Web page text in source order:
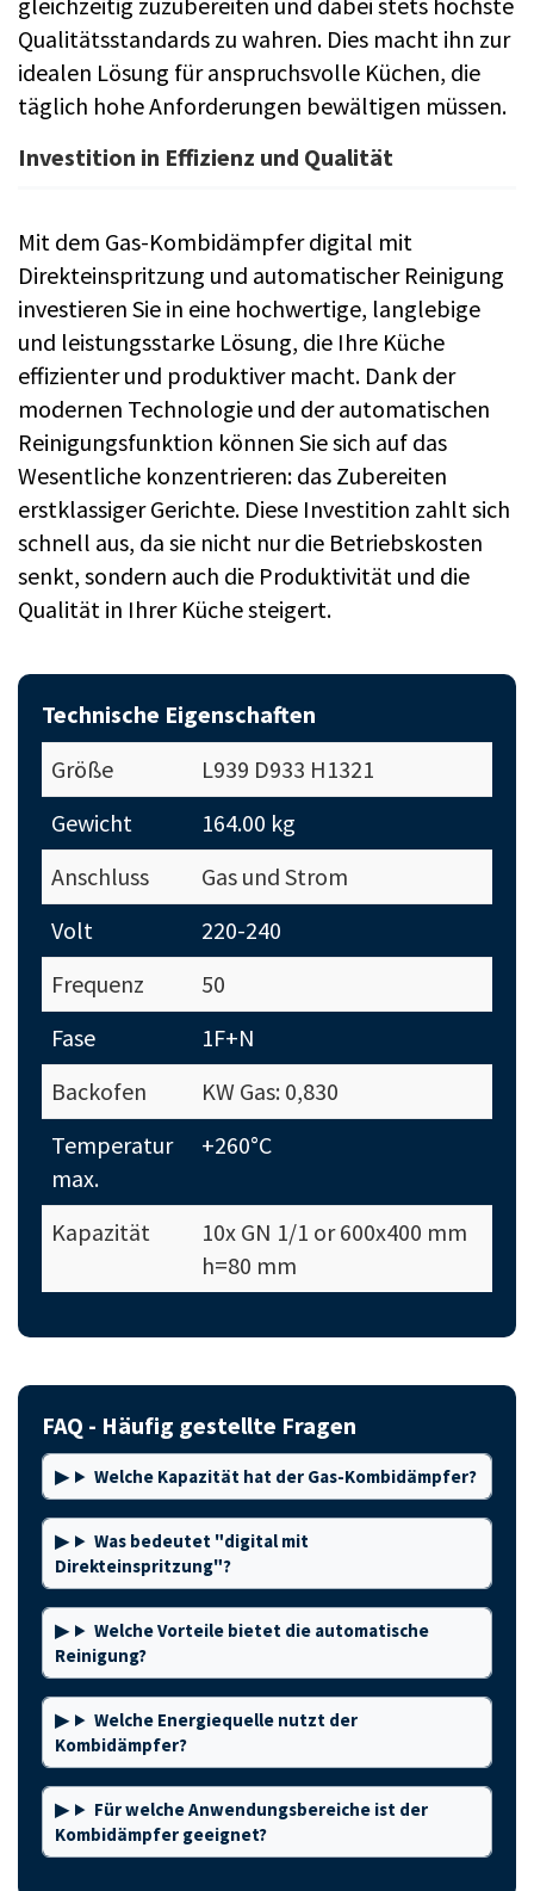
Qualitätsstandards zu wahren. Dies macht ihn zur
idealen Lösung für anspruchsvolle Küchen, die
täglich hohe Anforderungen bewältigen müssen.
Investition in Effizienz und Qualität
Mit dem Gas-Kombidämpfer digital mit
Direkteinspritzung und automatischer Reinigung
investieren Sie in eine hochwertige, langlebige
und leistungsstarke Lösung, die Ihre Küche
effizienter und produktiver macht. Dank der
modernen Technologie und der automatischen
Reinigungsfunktion können Sie sich auf das
Wesentliche konzentrieren: das Zubereiten
erstklassiger Gerichte. Diese Investition zahlt sich
schnell aus, da sie nicht nur die Betriebskosten
senkt, sondern auch die Produktivität und die
Qualität in Ihrer Küche steigert.
Technische Eigenschaften
Größe
L939 D933 H1321
Gewicht
164.00 kg
Anschluss
Gas und Strom
Volt
220-240
Frequenz
50
Fase
1F+N
Backofen
KW Gas: 0,830
Temperatur
max.
+260°C
Kapazität
10x GN 1/1 or 600x400 mm
h=80 mm
FAQ - Häufig gestellte Fragen
Welche Kapazität hat der Gas-Kombidämpfer?
Was bedeutet "digital mit
Direkteinspritzung"?
Welche Vorteile bietet die automatische
Reinigung?
Welche Energiequelle nutzt der
Kombidämpfer?
Für welche Anwendungsbereiche ist der
Kombidämpfer geeignet?